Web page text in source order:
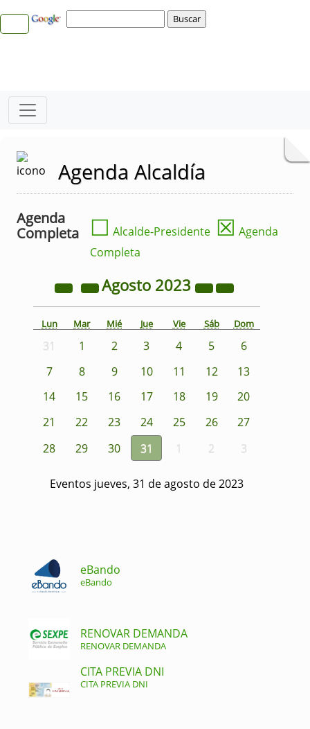
Agenda Alcaldía
Agenda
Completa
☐ Alcalde-Presidente ☒ Agenda
Completa
Agosto 2023
Lun Mar Mié Jue Vie Sáb Dom
31 1 2 3 4 5
6
7
8 9 10 11 12
13
14
15 16 17 18 19
20
21
22 23 24 25 26
27
28
29 30 31 1 2 3
Eventos jueves, 31 de agosto de 2023
eBando
eBando
RENOVAR DEMANDA
RENOVAR DEMANDA
CITA PREVIA DNI
CITA PREVIA DNI